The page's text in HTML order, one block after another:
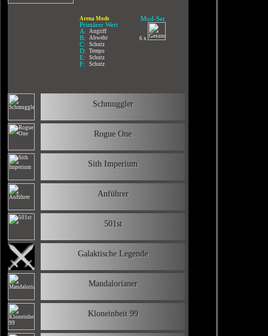
Arena Mods
Primärer Wert
A: Angriff
B: Abwehr
C: Schutz
D: Tempo
E: Schutz
F: Schutz
Mod-Set
6 x
Schmuggler
Rogue One
Sith Imperium
Anführer
501st
Galaktische Legende
Mandalorianer
Kloneinheit 99